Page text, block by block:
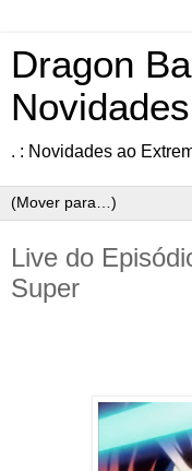
Dragon
. : Novidades ao
Live do
Super